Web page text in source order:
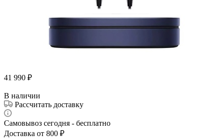
41 990 ₽
В наличии
Рассчитать доставку
Самовывоз сегодня - бесплатно
Доставка от 800 ₽